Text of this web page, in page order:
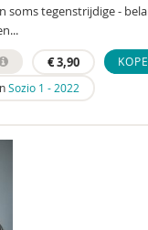
Sportalliantie
soms tegenstrijdige -
€3,90
Sozio 1 - 2022